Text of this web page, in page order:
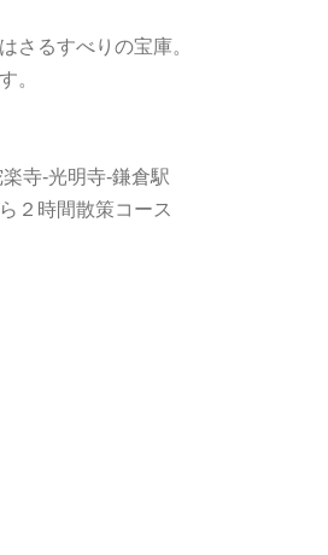
さるすべりの宝庫。
。
寺-光明寺-鎌倉駅
２時間散策コース